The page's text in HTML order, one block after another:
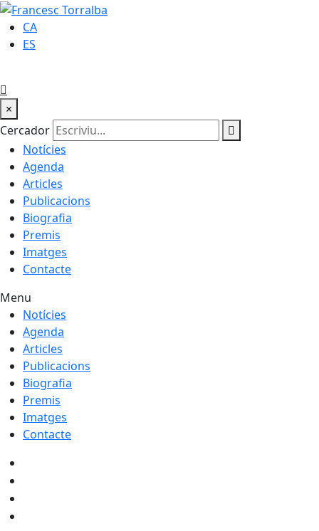
CA
ES
×
Cercador
Notícies
Agenda
Articles
Publicacions
Biografia
Premis
Imatges
Contacte
Menu
Notícies
Agenda
Articles
Publicacions
Biografia
Premis
Imatges
Contacte